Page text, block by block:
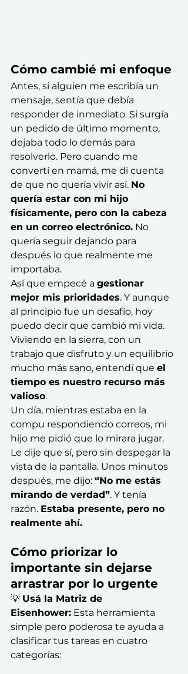
Cómo cambié mi enfoque
Antes, si alguien me escribía un
mensaje, sentía que debía
responder de inmediato. Si surgía
un pedido de último momento,
dejaba todo lo demás para
resolverlo. Pero cuando me
convertí en mamá, me di cuenta
de que no quería vivir así. No
quería estar con mi hijo
físicamente, pero con la cabeza
en un correo electrónico. No
quería seguir dejando para
después lo que realmente me
importaba.
Así que empecé a gestionar
mejor mis prioridades. Y aunque
al principio fue un desafío, hoy
puedo decir que cambió mi vida.
Viviendo en la sierra, con un
trabajo que disfruto y un equilibrio
mucho más sano, entendí que el
tiempo es nuestro recurso más
valioso.
Un día, mientras estaba en la
compu respondiendo correos, mi
hijo me pidió que lo mirara jugar.
Le dije que sí, pero sin despegar la
vista de la pantalla. Unos minutos
después, me dijo: “No me estás
mirando de verdad”. Y tenía
razón. Estaba presente, pero no
realmente ahí.
Cómo priorizar lo
importante sin dejarse
arrastrar por lo urgente
💡 Usá la Matriz de
Eisenhower: Esta herramienta
simple pero poderosa te ayuda a
clasificar tus tareas en cuatro
categorías: